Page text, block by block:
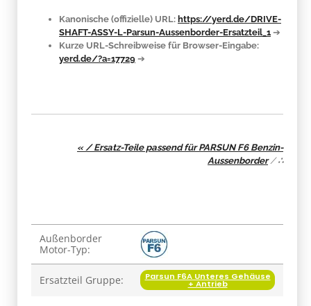
Kanonische (offizielle) URL: https://yerd.de/DRIVE-
SHAFT-ASSY-L-Parsun-Aussenborder-Ersatzteil_1 ➔
Kurze URL-Schreibweise für Browser-Eingabe:
yerd.de/?a=17729 ➔
« / Ersatz-Teile passend für PARSUN F6 Benzin-
Aussenborder/∴
Produkteigenschaft
Wert
Außenborder
Motor-Typ:
Ersatzteil Gruppe: Parsun F6A Unteres Gehäuse
+ Antrieb